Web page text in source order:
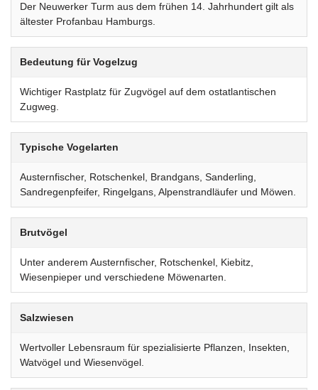
Der Neuwerker Turm aus dem frühen 14. Jahrhundert gilt als
ältester Profanbau Hamburgs.
Bedeutung für Vogelzug
Wichtiger Rastplatz für Zugvögel auf dem ostatlantischen
Zugweg.
Typische Vogelarten
Austernfischer, Rotschenkel, Brandgans, Sanderling,
Sandregenpfeifer, Ringelgans, Alpenstrandläufer und Möwen.
Brutvögel
Unter anderem Austernfischer, Rotschenkel, Kiebitz,
Wiesenpieper und verschiedene Möwenarten.
Salzwiesen
Wertvoller Lebensraum für spezialisierte Pflanzen, Insekten,
Watvögel und Wiesenvögel.